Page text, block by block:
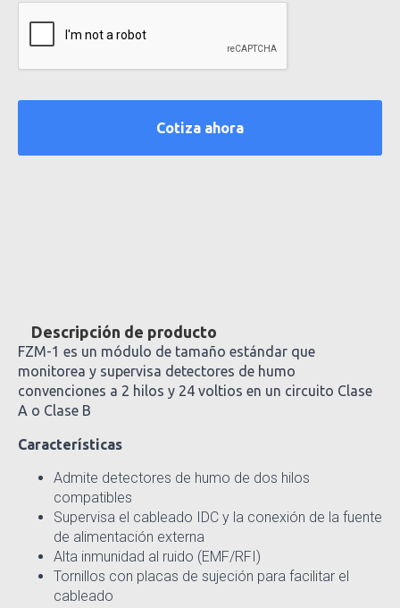
Descripción de producto
FZM-1 es un módulo de tamaño estándar que
monitorea y supervisa detectores de humo
convenciones a 2 hilos y 24 voltios en un circuito Clase
A o Clase B
Características
Admite detectores de humo de dos hilos
compatibles
Supervisa el cableado IDC y la conexión de la fuente
de alimentación externa
Alta inmunidad al ruido (EMF/RFI)
Tornillos con placas de sujeción para facilitar el
cableado